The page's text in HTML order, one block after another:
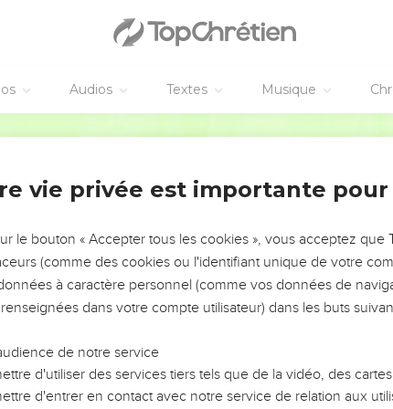
Audios Textes Musique
ἐστίν· ὁ δὲ φίλος τοῦ νυμφίου ὁ ἑστηκὼς καὶ
ἐπάνω πάντων ἐστίν. ὁ ὢν ἐκ τῆς γῆς ἐκ τῆς γῆς ἐστιν
ἐπάνω πάντων ἐστίν·
τοῦτο μαρτυρεῖ, καὶ τὴν μαρτυρίαν αὐτοῦ οὐδεὶς
ἐσφράγισεν ὅτι ὁ θεὸς ἀληθής ἐστιν.
καὶ πάντα δέδωκεν ἐν τῇ χειρὶ αὐτοῦ.
ἔχει ζωὴν αἰώνιον· ὁ δὲ ἀπειθῶν τῷ υἱῷ οὐκ
vie privée est importante pour
le bouton « Accepter tous les cookies », vous acceptez que
(comme des cookies ou l'identifiant unique de votre
à caractère personnel (comme vos données de
dans votre compte utilisateur) dans les buts
de notre service
d'utiliser des services tiers tels que de la vidéo, des
d'entrer en contact avec notre service de relation aux